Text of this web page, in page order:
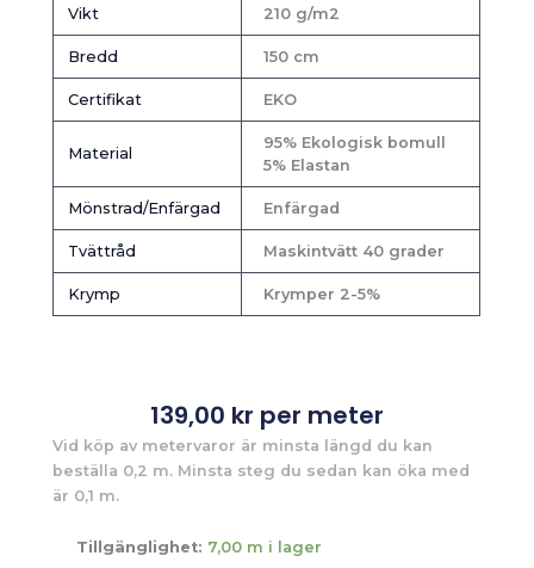
Vikt 210 g/m2
Bredd 150 cm
Certifikat EKO
Material
95% Ekologisk bomull
5% Elastan
Mönstrad/Enfärgad Enfärgad
Tvättråd Maskintvätt 40 grader
Krymp Krymper 2-5%
139,00 kr per meter
Vid köp av metervaror är minsta längd du kan
beställa 0,2 m. Minsta steg du sedan kan öka med
är 0,1 m.
Tillgänglighet: 7,00 m i lager